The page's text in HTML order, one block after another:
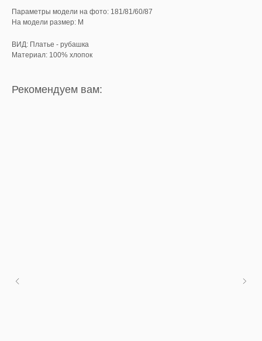
Параметры модели на фото: 181/81/60/87
На модели размер: М
ВИД: Платье - рубашка
Материал: 100% хлопок
Рекомендуем вам: